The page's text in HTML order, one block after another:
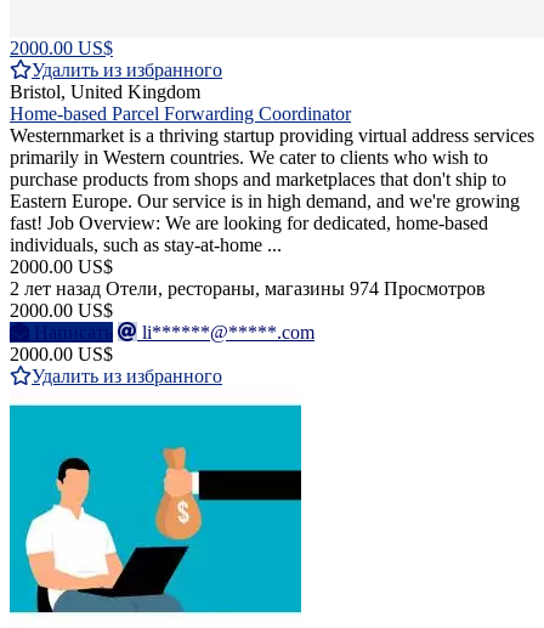
2000.00 US$
Удалить из избранного
Bristol, United Kingdom
Home-based Parcel Forwarding Coordinator
Westernmarket is a thriving startup providing virtual address services
primarily in Western countries. We cater to clients who wish to
purchase products from shops and marketplaces that don't ship to
Eastern Europe. Our service is in high demand, and we're growing
fast! Job Overview: We are looking for dedicated, home-based
individuals, such as stay-at-home ...
2000.00 US$
2 лет назад Отели, рестораны, магазины 974 Просмотров
2000.00 US$
Написать
li******@*****.com
2000.00 US$
Удалить из избранного